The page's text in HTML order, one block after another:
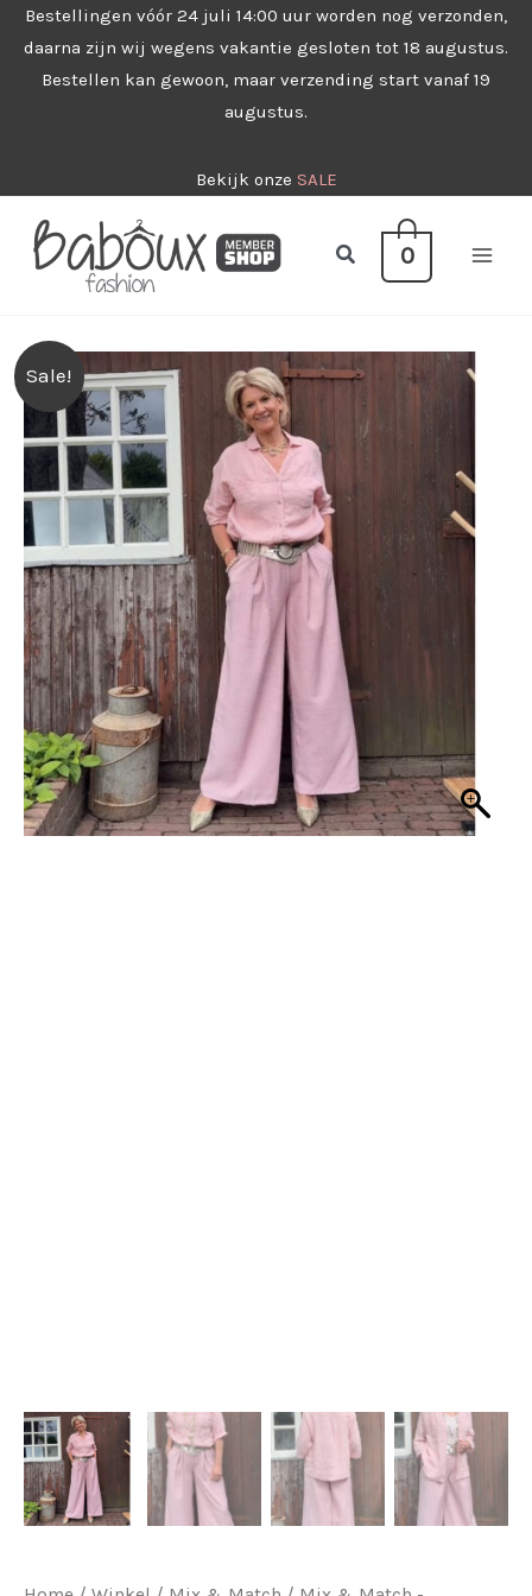
naar
Bestellingen vóór 24 juli 14:00 uur worden nog verzonden,
daarna zijn wij wegens vakantie gesloten tot 18 augustus.
Bestellen kan gewoon, maar verzending start vanaf 19
augustus.
Bekijk onze SALE
Zoeken0
Sale!